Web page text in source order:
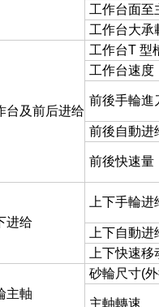
工作台面至
工作台大承
台及前后进给
工作台T 型
工作台速度
前後手輪進
前後自動进
前後快速量
进给
上下手輪进
上下自動进
上下快速移
主軸
砂輪尺寸(
主軸轉速